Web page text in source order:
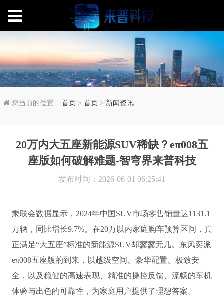
20万内大五座新能源
您当前的位置:首页 >首页 > 新闻资讯
20万内大五座新能源SUV稀缺？eπ008五
座版如何破解难题-智穹界来普科技
发布时间：2026-06-01 06:25:41
乘联会数据显示，2024年中国SUV市场零售销量达1131.1
万辆，同比增长9.7%。在20万以内家庭购车预算区间，真
正满足“大五座”标准的新能源SUV却寥寥无几。东风奕派
eπ008五座版的到来，以越级空间、豪华配置、极致安
全，以及稳健的高速表现、精准的操控反馈、流畅的车机
体验与出色的可靠性，为家庭用户提供了理想答案。